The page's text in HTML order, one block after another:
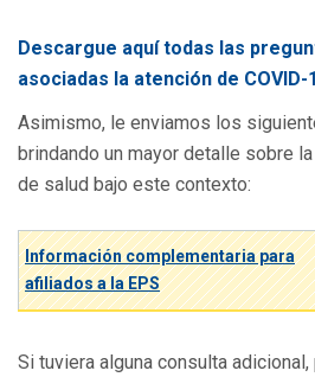
Descargue aquí todas las
asociadas la atención de
Asimismo, le enviamos los
brindando un mayor detalle sobre
de salud bajo este contexto:
Información complementaria para
afiliados a la EPS
Si tuviera alguna consulta